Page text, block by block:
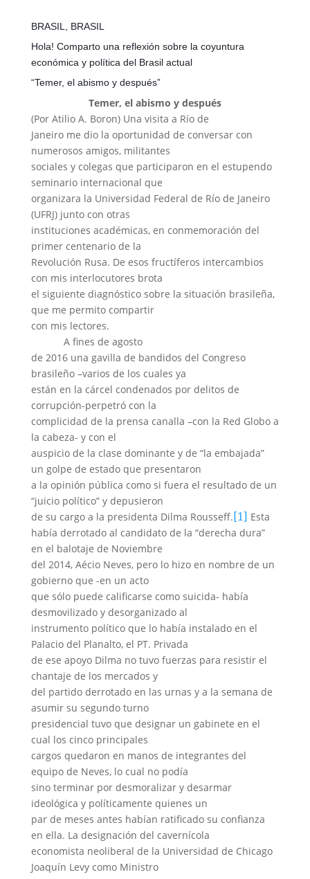
BRASIL, BRASIL
Hola! Comparto una reflexión sobre la coyuntura
económica y política del Brasil actual
“Temer, el abismo y después”
Temer, el abismo y después
(Por Atilio A. Boron) Una visita a Río de
Janeiro me dio la oportunidad de conversar con
numerosos amigos, militantes
sociales y colegas que participaron en el estupendo
seminario internacional que
organizara la Universidad Federal de Río de Janeiro
(UFRJ) junto con otras
instituciones académicas, en conmemoración del
primer centenario de la
Revolución Rusa. De esos fructíferos intercambios
con mis interlocutores brota
el siguiente diagnóstico sobre la situación brasileña,
que me permito compartir
con mis lectores.
A fines de agosto
de 2016 una gavilla de bandidos del Congreso
brasileño –varios de los cuales ya
están en la cárcel condenados por delitos de
corrupción-perpetró con la
complicidad de la prensa canalla –con la Red Globo a
la cabeza- y con el
auspicio de la clase dominante y de “la embajada”
un golpe de estado que presentaron
a la opinión pública como si fuera el resultado de un
“juicio político” y depusieron
de su cargo a la presidenta Dilma Rousseff.[1] Esta
había derrotado al candidato de la “derecha dura”
en el balotaje de Noviembre
del 2014, Aécio Neves, pero lo hizo en nombre de un
gobierno que -en un acto
que sólo puede calificarse como suicida- había
desmovilizado y desorganizado al
instrumento político que lo había instalado en el
Palacio del Planalto, el PT. Privada
de ese apoyo Dilma no tuvo fuerzas para resistir el
chantaje de los mercados y
del partido derrotado en las urnas y a la semana de
asumir su segundo turno
presidencial tuvo que designar un gabinete en el
cual los cinco principales
cargos quedaron en manos de integrantes del
equipo de Neves, lo cual no podía
sino terminar por desmoralizar y desarmar
ideológica y políticamente quienes un
par de meses antes habían ratificado su confianza
en ella. La designación del cavernícola
economista neoliberal de la Universidad de Chicago
Joaquín Levy como Ministro